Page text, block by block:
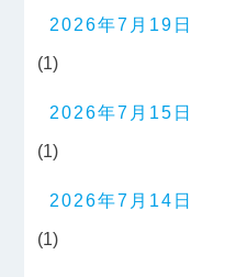
2026年7月19日
(1)
2026年7月15日
(1)
2026年7月14日
(1)